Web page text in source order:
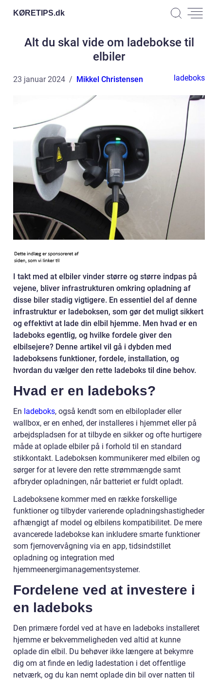
KØRETIPS.dk
Alt du skal vide om ladebokse til
elbiler
23 januar 2024 Mikkel Christensen ladeboks
I takt med at elbiler vinder større og større indpas på
vejene, bliver infrastrukturen omkring opladning af
disse biler stadig vigtigere. En essentiel del af denne
infrastruktur er ladeboksen, som gør det muligt sikkert
og effektivt at lade din elbil hjemme. Men hvad er en
ladeboks egentlig, og hvilke fordele giver den
elbilsejere? Denne artikel vil gå i dybden med
ladeboksens funktioner, fordele, installation, og
hvordan du vælger den rette ladeboks til dine behov.
Hvad er en ladeboks?
En ladeboks, også kendt som en elbiloplader eller
wallbox, er en enhed, der installeres i hjemmet eller på
arbejdspladsen for at tilbyde en sikker og ofte hurtigere
måde at oplade elbiler på i forhold til en standard
stikkontakt. Ladeboksen kommunikerer med elbilen og
sørger for at levere den rette strømmængde samt
afbryder opladningen, når batteriet er fuldt opladt.
Ladeboksene kommer med en række forskellige
funktioner og tilbyder varierende opladningshastigheder
afhængigt af model og elbilens kompatibilitet. De mere
avancerede ladebokse kan inkludere smarte funktioner
som fjernovervågning via en app, tidsindstillet
opladning og integration med
hjemmeenergimanagementsystemer.
Fordelene ved at investere i
en ladeboks
Den primære fordel ved at have en ladeboks installeret
hjemme er bekvemmeligheden ved altid at kunne
oplade din elbil. Du behøver ikke længere at bekymre
dig om at finde en ledig ladestation i det offentlige
netværk, og du kan nemt oplade din bil over natten til